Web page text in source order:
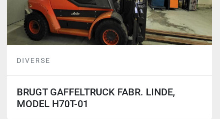
DIVERSE
BRUGT GAFFELTRUCK FABR. LINDE,
MODEL H70T-01